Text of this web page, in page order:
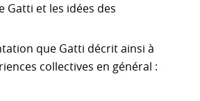
Gatti et les idées des
que Gatti décrit ainsi à
collectives en général :